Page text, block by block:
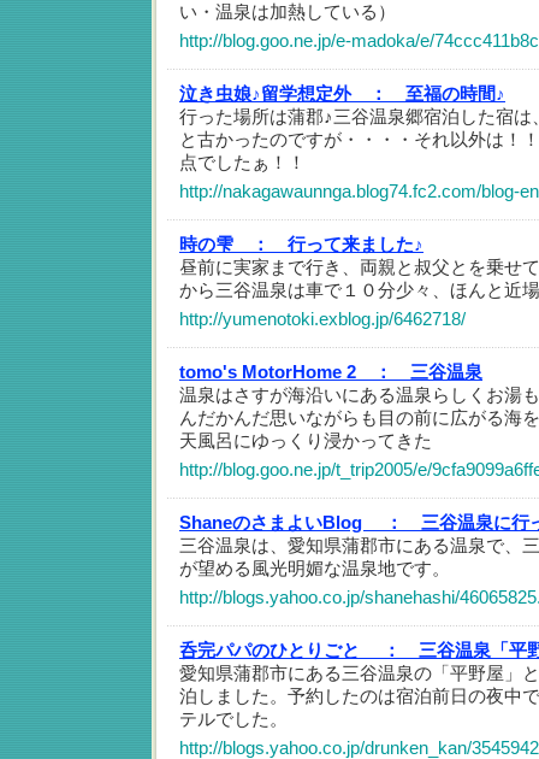
い・温泉は加熱している）
http://blog.goo.ne.jp/e-madoka/e/
泣き虫娘♪留学想定外 ：
至福の時間♪
行った場所は蒲郡♪三谷温泉郷宿泊した宿
と古かったのですが・・・・それ以外は！
点でしたぁ！！
http://nakagawaunnga.blog74.fc2.com/blog-
時の雫 ：
行って来ました♪
昼前に実家まで行き、両親と叔父とを乗せ
から三谷温泉は車で１０分少々、ほんと近
http://yumenotoki.exblog.jp/6462718/
tomo's MotorHome 2 ：
三谷温泉
温泉はさすが海沿いにある温泉らしくお湯
んだかんだ思いながらも目の前に広がる海
天風呂にゆっくり浸かってきた
http://blog.goo.ne.jp/t_trip2005/e/
ShaneのさまよいBlog ：
三谷温泉に行
三谷温泉は、愛知県蒲郡市にある温泉で、
が望める風光明媚な温泉地です。
http://blogs.yahoo.co.jp/shanehashi/
呑完パパのひとりごと ：
三谷温泉「平
愛知県蒲郡市にある三谷温泉の「平野屋」
泊しました。予約したのは宿泊前日の夜中
テルでした。
http://blogs.yahoo.co.jp/drunken_kan/